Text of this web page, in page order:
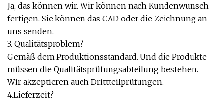
Ja, das können wir. Wir können nach Kundenwunsch
fertigen. Sie können das CAD oder die Zeichnung an
uns senden.
3. Qualitätsproblem?
Gemäß dem Produktionsstandard. Und die Produkte
müssen die Qualitätsprüfungsabteilung bestehen.
Wir akzeptieren auch Drittteilprüfungen.
4.Lieferzeit?